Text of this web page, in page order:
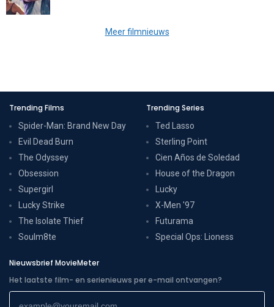
Meer filmnieuws
Trending Films
Spider-Man: Brand New Day
Evil Dead Burn
The Odyssey
Obsession
Supergirl
Lucky Strike
The Isolate Thief
Soulm8te
Trending Series
Ted Lasso
Sterling Point
Cien Años de Soledad
House of the Dragon
Lucky
X-Men '97
Futurama
Special Ops: Lioness
Nieuwsbrief MovieMeter
Het laatste film- en serienieuws per e-mail ontvangen?